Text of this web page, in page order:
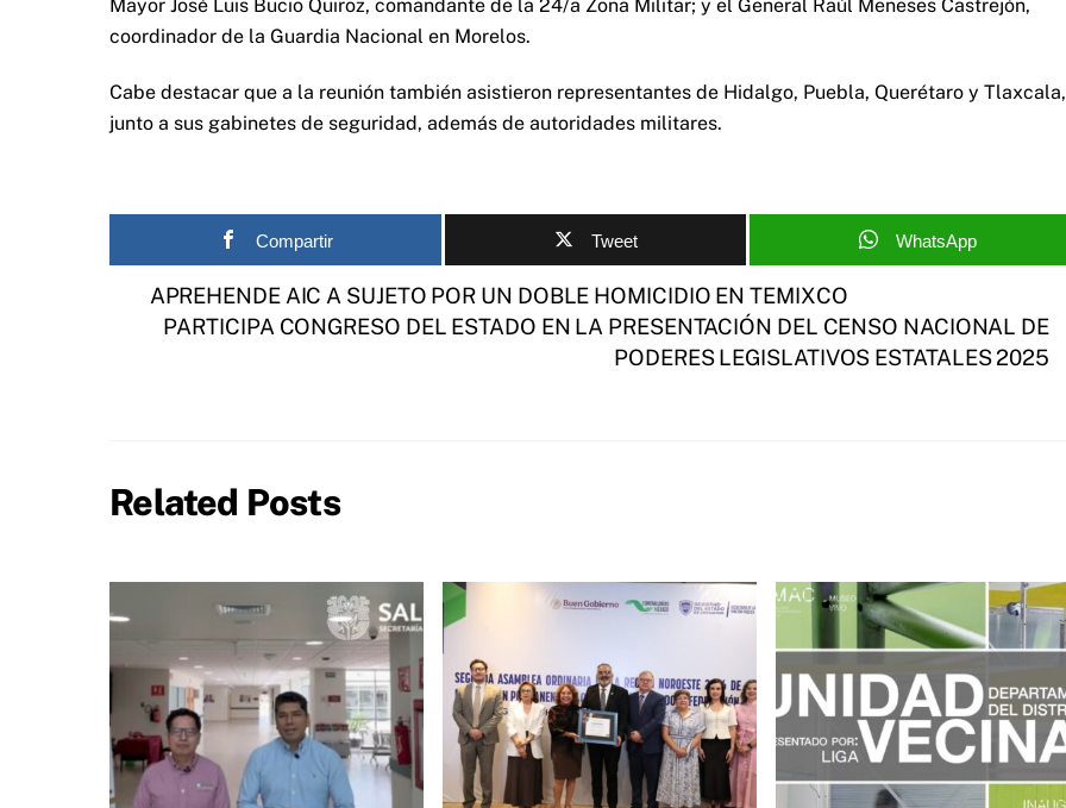
Mayor José Luis Bucio Quiroz, comandante de la 24/a Zona Militar; y el General Raúl Meneses Castrejón,
coordinador de la Guardia Nacional en Morelos.
Cabe destacar que a la reunión también asistieron representantes de Hidalgo, Puebla, Querétaro y Tlaxcala,
junto a sus gabinetes de seguridad, además de autoridades militares.
Compartir Tweet WhatsApp
APREHENDE AIC A SUJETO POR UN DOBLE HOMICIDIO EN TEMIXCO
PARTICIPA CONGRESO DEL ESTADO EN LA PRESENTACIÓN DEL CENSO NACIONAL DE
PODERES LEGISLATIVOS ESTATALES 2025
Related Posts